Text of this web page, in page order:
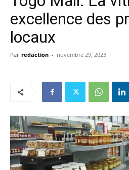
excellence des
locaux
Par redaction - novembre 29, 2023